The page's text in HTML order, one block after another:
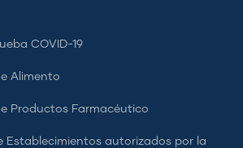
COVID-19
Alimento
Productos Farmacéutico
Establecimientos autorizados por la